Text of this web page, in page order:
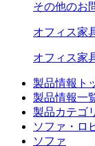
その他のお
オフィス家
オフィス家
製品情報ト
製品情報一
製品カテゴ
ソファ・ロ
ソファ